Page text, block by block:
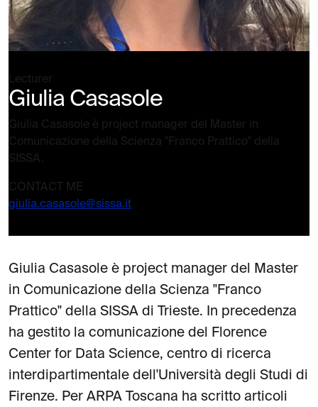
Lecturer
Giulia Casasole
Giulia Casasole è project manager del Master in
Comunicazione della Scienza "Franco Prattico" della
SISSA.
CONTACT ME
giulia.casasole@sissa.it
Giulia Casasole è project manager del Master
in Comunicazione della Scienza "Franco
Prattico" della SISSA di Trieste. In precedenza
ha gestito la comunicazione del Florence
Center for Data Science, centro di ricerca
interdipartimentale dell'Università degli Studi di
Firenze. Per ARPA Toscana ha scritto articoli